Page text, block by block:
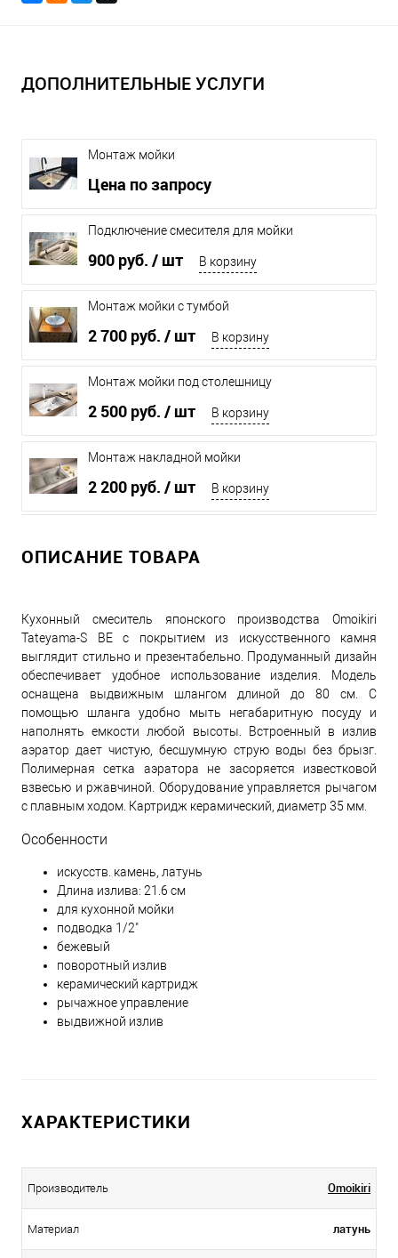
ДОПОЛНИТЕЛЬНЫЕ УСЛУГИ
Монтаж мойки
Цена по запросу
Подключение смесителя для мойки
900 руб. / шт В корзину
Монтаж мойки с тумбой
2 700 руб. / шт В корзину
Монтаж мойки под столешницу
2 500 руб. / шт В корзину
Монтаж накладной мойки
2 200 руб. / шт В корзину
ОПИСАНИЕ ТОВАРА
Кухонный смеситель японского производства Omoikiri
Tateyama-S BE с покрытием из искусственного камня
выглядит стильно и презентабельно. Продуманный дизайн
обеспечивает удобное использование изделия. Модель
оснащена выдвижным шлангом длиной до 80 см. С
помощью шланга удобно мыть негабаритную посуду и
наполнять емкости любой высоты. Встроенный в излив
аэратор дает чистую, бесшумную струю воды без брызг.
Полимерная сетка аэратора не засоряется известковой
взвесью и ржавчиной. Оборудование управляется рычагом
с плавным ходом. Картридж керамический, диаметр 35 мм.
Особенности
искусств. камень, латунь
Длина излива: 21.6 см
для кухонной мойки
подводка 1/2"
бежевый
поворотный излив
керамический картридж
рычажное управление
выдвижной излив
ХАРАКТЕРИСТИКИ
Производитель Omoikiri
Материал латунь